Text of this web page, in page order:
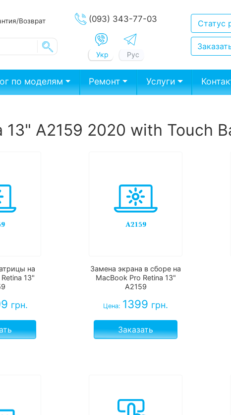
Возврат (093) 343-77-03
Укр Рус
Статус
по моделям Ремонт Услуги
A2159 2020 with Touch
на
13"
грн.
Замена экрана в сборе на
MacBook Pro Retina 13"
A2159
Цена: 1399 грн.
Заказать